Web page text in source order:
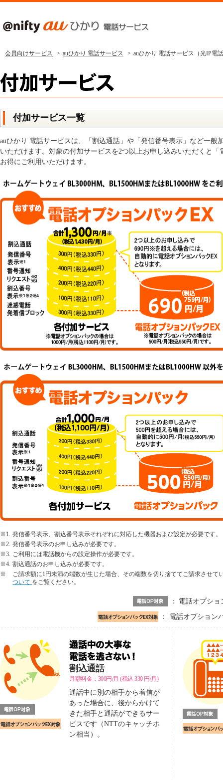
会員向けサービス auひかり 電話サービス auひかり 電話サービス（光IP電
付加サービス一覧
auひかり 電話サービスは、「割込通話」や「発信番号表示」など一般
いただけます。対象の付加サービスを2つ以上お申し込みいただくと
お得にご利用いただけます。
※1. 発信番号表示、割込番号表示それぞれに対応した機器および設定が必要です。
※2. 発信番号表示のお申し込みが必要です。
※3. ご利用には電話機からの設定操作が必要です。
※4. 割込通話のお申し込みが必要です。
※
ご請求額に1円未満の端数が生じた場合、その端数を切り捨ててご請求させて
ついて をご覧ください。
： 電話オプシ
： 電話オプション
割込通話
月額料金：300円/月 (税込 330円/月)
通話中に別の相手から着信が
あった場合に、後からかけて
きた相手と通話ができるサー
ビスです（NTTのキャッチホ
ン相当）。